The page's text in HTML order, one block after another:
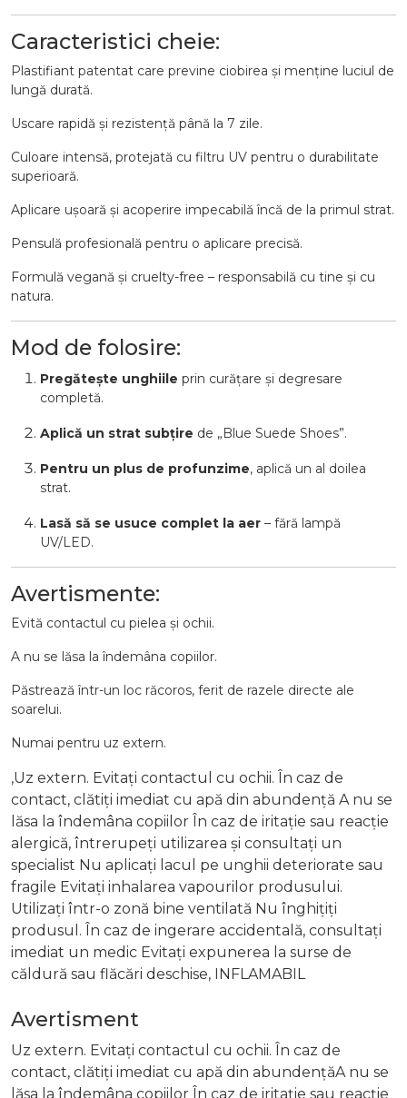
Caracteristici cheie:
Plastifiant patentat care previne ciobirea și menține luciul de
lungă durată.
Uscare rapidă și rezistență până la 7 zile.
Culoare intensă, protejată cu filtru UV pentru o durabilitate
superioară.
Aplicare ușoară și acoperire impecabilă încă de la primul strat.
Pensulă profesională pentru o aplicare precisă.
Formulă vegană și cruelty-free – responsabilă cu tine și cu
natura.
Mod de folosire:
Pregătește unghiile prin curățare și degresare
completă.
Aplică un strat subțire de „Blue Suede Shoes”.
Pentru un plus de profunzime, aplică un al doilea
strat.
Lasă să se usuce complet la aer – fără lampă
UV/LED.
Avertismente:
Evită contactul cu pielea și ochii.
A nu se lăsa la îndemâna copiilor.
Păstrează într-un loc răcoros, ferit de razele directe ale
soarelui.
Numai pentru uz extern.
,Uz extern. Evitați contactul cu ochii. În caz de
contact, clătiți imediat cu apă din abundență A nu se
lăsa la îndemâna copiilor În caz de iritație sau reacție
alergică, întrerupeți utilizarea și consultați un
specialist Nu aplicați lacul pe unghii deteriorate sau
fragile Evitați inhalarea vapourilor produsului.
Utilizați într-o zonă bine ventilată Nu înghițiți
produsul. În caz de ingerare accidentală, consultați
imediat un medic Evitați expunerea la surse de
căldură sau flăcări deschise, INFLAMABIL
Avertisment
Uz extern. Evitați contactul cu ochii. În caz de
contact, clătiți imediat cu apă din abundențăA nu se
lăsa la îndemâna copiilor În caz de iritație sau reacție